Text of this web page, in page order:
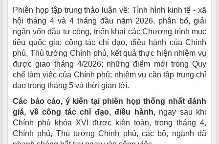
Phiên họp tập trung thảo luận về: Tình hình kinh tế - xã
hội tháng 4 và 4 tháng đầu năm 2026, phân bổ, giải
ngân vốn đầu tư công, triển khai các Chương trình mục
tiêu quốc gia; công tác chỉ đạo, điều hành của Chính
phủ, Thủ tướng Chính phủ, kết quả thực hiện nhiệm vụ
được giao tháng 4/2026; những điểm mới trong Quy
chế làm việc của Chính phủ; nhiệm vụ cần tập trung chỉ
đạo trong tháng 5 và thời gian tới.
Các báo cáo, ý kiến tại phiên họp thống nhất đánh
giá, về công tác chỉ đạo, điều hành,ngay sau khi
Chính phủ khóa XVI được kiện toàn, trong tháng 4,
Chính phủ, Thủ tướng Chính phủ, các bộ, ngành đã